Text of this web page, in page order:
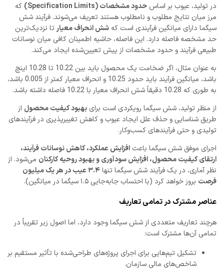
در تولید، عیوب بر اساس حدود مشخصات (Specification Limits)
که
مرز میان نتایج مطلوب و نامطلوب هستند تعریف می‌شوند. فرآیند شش
سیگما دارای میانگین فرآیندی است که شش انحراف معیار تا نزدیک‌ترین
حد مشخصه فاصله دارد. این فاصله، حاشیه اطمینان کافی میان نوسانات
طبیعی فرآیند و حدود مشخصات از پیش تعیین‌شده ایجاد می‌کند.
به عنوان مثال، اگر ضخامت یک محصول باید بین 10.22 تا 10.28 اینچ
باشد، میانگین فرآیند باید حدود 10.25 و انحراف معیار کمتر از 0.005 باشد،
به طوری که 10.28 دقیقاً شش انحراف معیار با 10.22 فاصله داشته باشد.
از منظر تولید، شش سیگما رویکردی است برای بهبود کیفیت محصول از
طریق شناسایی و حذف علل ایجاد عیوب و کاهش تغییرپذیری در فرآیندهای
تولیدی و حتی فرآیندهای کسب‌وکار.
اجرای موفق شش سیگما باعث افزایش عملکرد، کاهش نوسانات فرآیند،
ارتقای کیفیت محصول، افزایش سودآوری و بهبود روحیه کارکنان می‌شود. از
نظر آماری، در یک فرآیند شش سیگما تنها
۳.۴ عیب در هر یک میلیون
فرصت بروز خواهد کرد (با احتساب جابه‌جایی ۱.۵ سیگما در میانگین).
عناصر مشترک در تمامی تعاریف
هرچند تعاریف متعددی از شش سیگما وجود دارد، اما اصول زیر تقریباً در
تمامی آن‌ها مشترک است:
تشکیل تیم‌هایی برای اجرای پروژه‌های طراحی‌شده با تأثیر مستقیم بر
شاخص‌های مالی سازمان.